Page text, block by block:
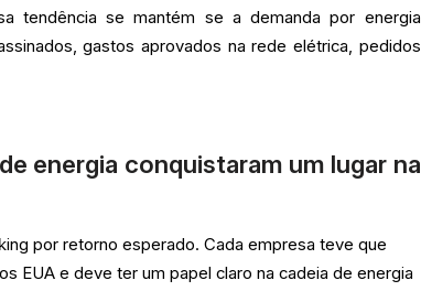
tendência se mantém se a demanda por energia
gastos aprovados na rede elétrica, pedidos
energia conquistaram um lugar na
por retorno esperado. Cada empresa teve que
EUA e deve ter um papel claro na cadeia de energia